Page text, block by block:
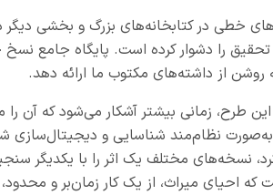
خطی در کتابخانه‌های بزرگ و بخشی
تحقیق را دشوار کرده است. پایگاه جامع
از داشته‌های مکتوب ما ارائه دهد.
طرح، زمانی بیشتر آشکار می‌شود که آن
نظام‌مند شناسایی و دیجیتال‌سازی
نسخه‌های مختلف یک اثر را با یکدیگر
احیای میراث، از یک کار زمان‌بر و